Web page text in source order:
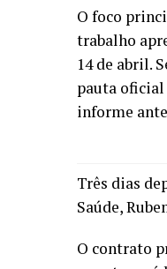
O foco
trabalho
14 de abril.
pauta oficial
informe
Três dias
Saúde,
O contrato